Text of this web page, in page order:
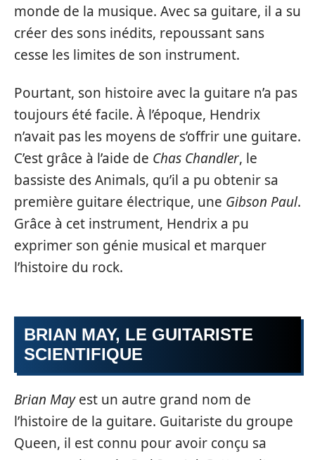
monde de la musique. Avec sa guitare, il a su
créer des sons inédits, repoussant sans
cesse les limites de son instrument.
Pourtant, son histoire avec la guitare n’a pas
toujours été facile. À l’époque, Hendrix
n’avait pas les moyens de s’offrir une guitare.
C’est grâce à l’aide de Chas Chandler, le
bassiste des Animals, qu’il a pu obtenir sa
première guitare électrique, une Gibson Paul.
Grâce à cet instrument, Hendrix a pu
exprimer son génie musical et marquer
l’histoire du rock.
BRIAN MAY, LE GUITARISTE
SCIENTIFIQUE
Brian Mayest un autre grand nom de
l’histoire de la guitare. Guitariste du groupe
Queen, il est connu pour avoir conçu sa